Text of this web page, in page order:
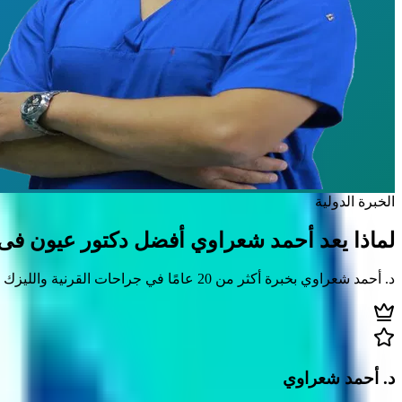
الخبرة الدولية
لماذا يعد أحمد شعراوي أفضل دكتور عيون
د. أحمد شعراوي بخبرة أكثر من 20 عامًا في جراحات القرنية والليزك وزراعة القرنية، يُعد من أبرز رواد طب العيون في مصر والشرق الأوسط.
د. أحمد شعراوي